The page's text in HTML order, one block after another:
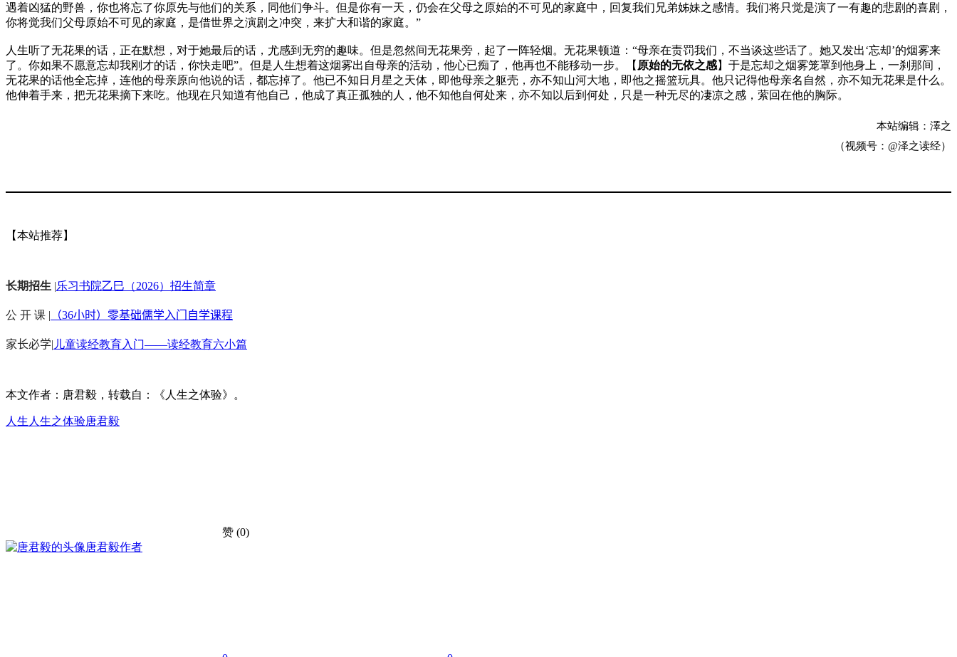
遇着凶猛的野兽，你也将忘了你原先与他们的关系，同他们争斗。但是你有一天，仍会在父母之原始的不可见的家庭中，回复我们兄弟姊妹之感情。我们将只觉是演了一有趣的悲剧的喜剧，
你将觉我们父母原始不可见的家庭，是借世界之演剧之冲突，来扩大和谐的家庭。”
人生听了无花果的话，正在默想，对于她最后的话，尤感到无穷的趣味。但是忽然间无花果旁，起了一阵轻烟。无花果顿道： “母亲在责罚我们，不当谈这些话了。她又发出‘忘却’的烟雾来
了。你如果不愿意忘却我刚才的话，你快走吧”。 但是人生想着这烟雾出自母亲的活动，他心已痴了，他再也不能移动一步。【 原始的无依之感】于是忘却之烟雾笼罩到他身上，一刹那间，
无花果的话他全忘掉，连他的母亲原向他说的话，都忘掉了。他已不知日月星之天体，即他母亲之躯壳，亦不知山河大地，即他之摇篮玩具。他只记得他母亲名自然，亦不知无花果是什么。
他伸着手来，把无花果摘下来吃。他现在只知道有他自己，他成了真正孤独的人，他不知他自何处来，亦不知以后到何处，只是一种无尽的凄凉之感，萦回在他的胸际。
本站编辑：澤之
（视频号：@泽之读经）
【本站推荐】
长期招生 |乐习书院乙巳（2026）招生简章
公 开 课 | （36小时）零基础儒学入门自学课程
家长必学| 儿童读经教育入门——读经教育六小篇
本文作者：唐君毅，转载自：《人生之体验》。
人生 人生之体验唐君毅
赞 (0)
唐君毅作者